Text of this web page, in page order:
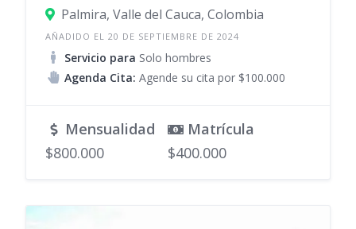
Palmira, Valle del Cauca, Colombia
AÑADIDO EL 20 DE SEPTIEMBRE DE 2024
Servicio para Solo hombres
Agenda Cita: Agende su cita por $100.000
Mensualidad
$800.000
Matrícula
$400.000